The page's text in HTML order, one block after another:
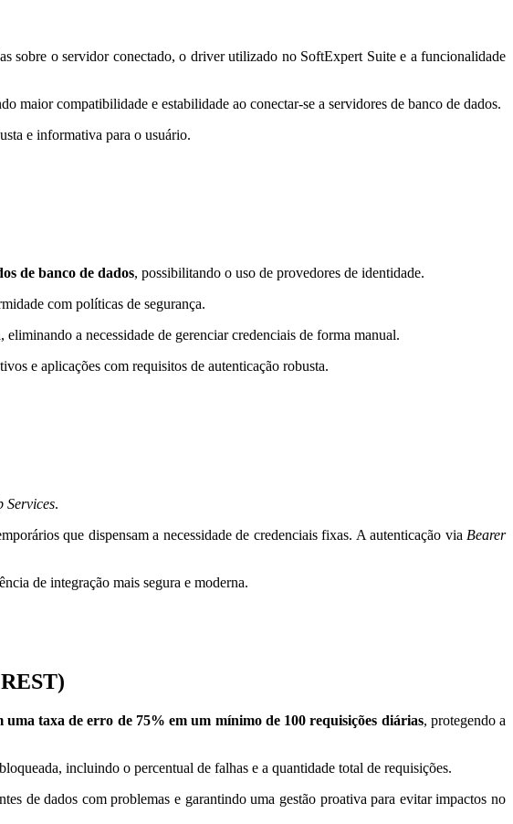
sobre o servidor conectado, o driver utilizado no SoftExpert Suite e a funcionalidade
maior compatibilidade e estabilidade ao conectar-se a servidores de banco de dados.
e informativa para o usuário.
de banco de dados, possibilitando o uso de provedores de identidade.
com políticas de segurança.
a necessidade de gerenciar credenciais de forma manual.
e aplicações com requisitos de autenticação robusta.
Services.
que dispensam a necessidade de credenciais fixas. A autenticação via Bearer
de integração mais segura e moderna.
taxa de erro de 75% em um mínimo de 100 requisições diárias, protegendo a
incluindo o percentual de falhas e a quantidade total de requisições.
de dados com problemas e garantindo uma gestão proativa para evitar impactos no